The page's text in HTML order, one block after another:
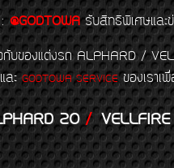
: @GODTOWA รับสิทธิพิเศษและ
บของแต่งรถ ALPHARD /
ละGODTOWA SERVICEของเราเ
20/